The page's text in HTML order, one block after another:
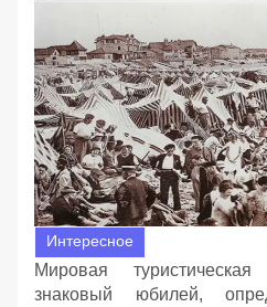
Интересное
Мировая
знаковый юбилей,